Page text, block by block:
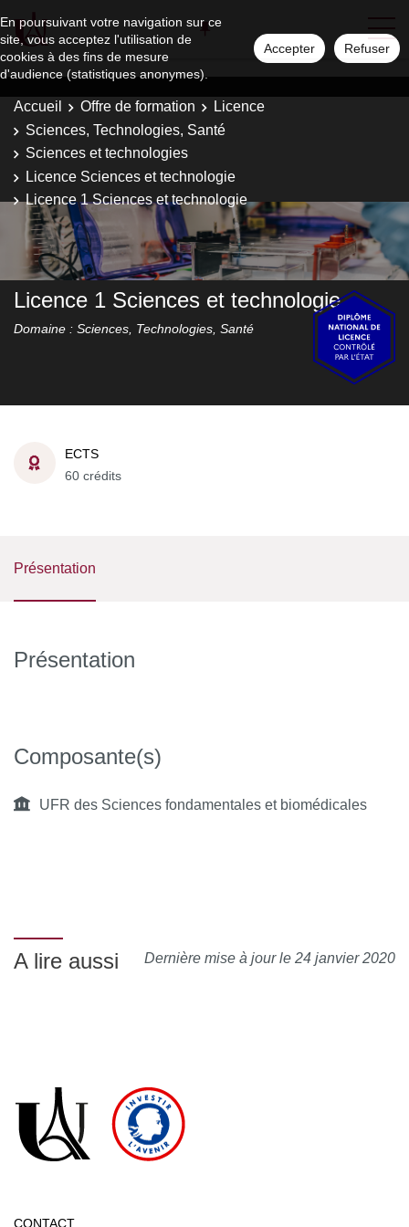
En poursuivant votre navigation sur ce
site, vous acceptez l'utilisation de
cookies à des fins de mesure
d'audience (statistiques anonymes).
Accepter Refuser
Accueil Offre de formation
Licence
Sciences, Technologies, Santé
Sciences et technologies
Licence Sciences et technologie
Licence 1 Sciences et technologie
Licence 1 Sciences et technologie
Domaine : Sciences, Technologies, Santé
ECTS
60 crédits
Présentation
Présentation
Composante(s)
UFR des Sciences fondamentales et biomédicales
Dernière mise à jour le 24 janvier 2020
A lire aussi
CONTACT